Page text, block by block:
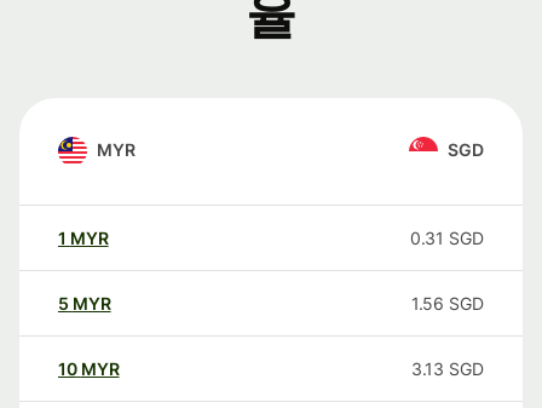
율
MYR SGD
1 MYR 0.31 SGD
5 MYR 1.56 SGD
10 MYR 3.13 SGD